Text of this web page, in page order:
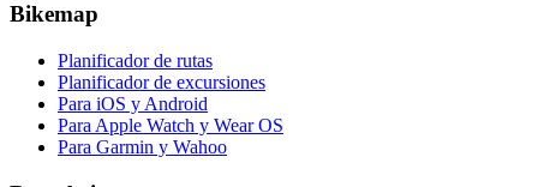
Bikemap
Planificador de rutas
Planificador de excursiones
Para iOS y Android
Para Apple Watch y Wear OS
Para Garmin y Wahoo